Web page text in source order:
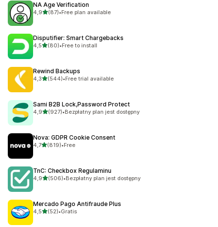
NA Age Verification
4,9na 5 gwiazdek
(87)
Łączna liczba recenzji: 87
•Free plan available
Disputifier: Smart Chargebacks
4,5na 5 gwiazdek
(80)
Łączna liczba recenzji: 80
•Free to install
Rewind Backups
4,3na 5 gwiazdek
(544)
Łączna liczba recenzji: 544
•Free trial available
Sami B2B Lock,Password Protect
4,9na 5 gwiazdek
(927)
Łączna liczba recenzji: 927
•Bezpłatny plan jest dostępny
Nova: GDPR Cookie Consent
4,7na 5 gwiazdek
(819)
Łączna liczba recenzji: 819
•Free
TnC: Checkbox Regulaminu
4,9na 5 gwiazdek
(506)
Łączna liczba recenzji: 506
•Bezpłatny plan jest dostępny
Mercado Pago Antifraude Plus
4,5na 5 gwiazdek
(52)
Łączna liczba recenzji: 52
•Gratis